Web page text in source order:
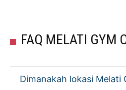
FAQ MELATI GYM
Dimanakah lokasi Melati